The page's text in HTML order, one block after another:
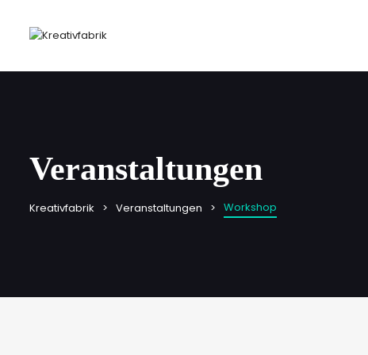
Veranstaltungen
Kreativfabrik Veranstaltungen Workshop